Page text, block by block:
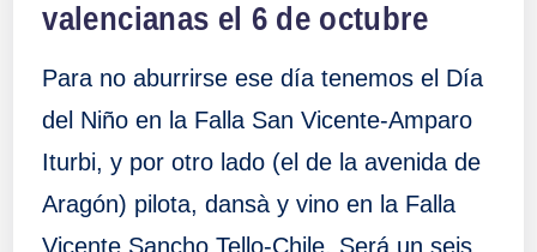
valencianas el 6 de octubre
Para no aburrirse ese día tenemos el Día
del Niño en la Falla San Vicente-Amparo
Iturbi, y por otro lado (el de la avenida de
Aragón) pilota, dansà y vino en la Falla
Vicente Sancho Tello-Chile. Será un seis